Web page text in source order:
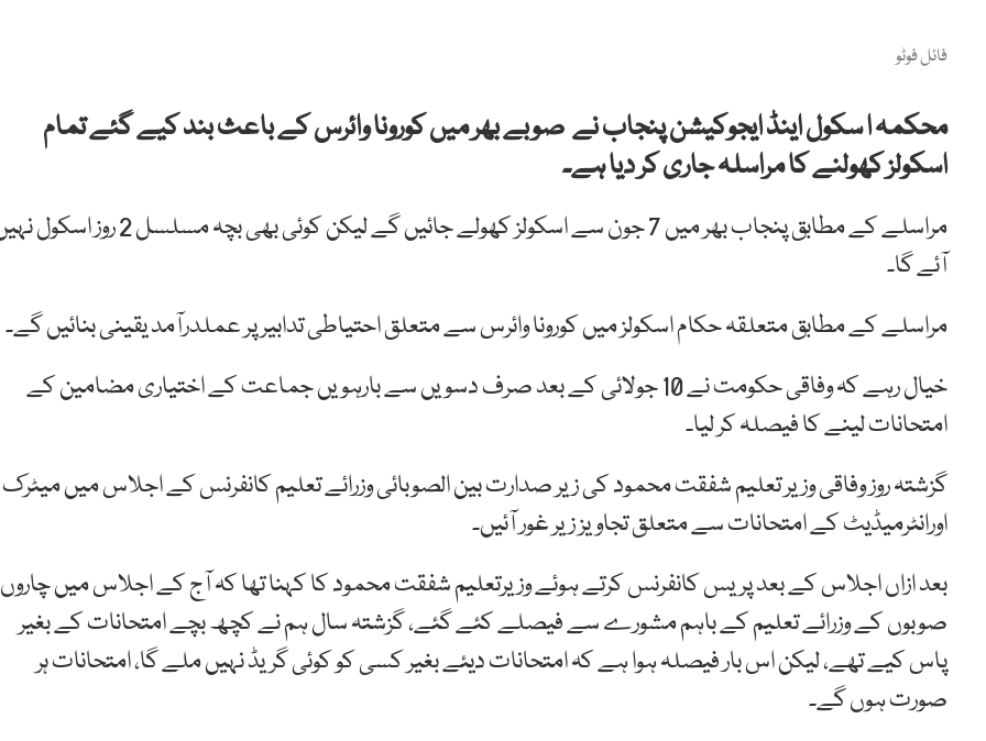
فائل فوٹو
محکمہ ا سکول اینڈ ایجوکیشن پنجاب نے صوبے بھر میں کورونا وائرس کے باعث بند کیے گئے تمام
اسکولز کھولنے کا مراسلہ جاری کر دیا ہے۔
مراسلے کے مطابق پنجاب بھر میں 7 جون سے اسکولز کھولے جائیں گے لیکن کوئی بھی بچہ مسلسل 2 روز
آئے گا۔
مراسلے کے مطابق متعلقہ حکام اسکولز میں کورونا وائرس سے متعلق احتیاطی تدابیر پر عملدرآمد یقینی بنائیں گے۔
خیال رہے کہ وفاقی حکومت نے 10 جولائی کے بعد صرف دسویں سے بارہویں جماعت کے اختیاری مضامین کے
امتحانات لینے کا فیصلہ کر لیا۔
گزشتہ روز وفاقی وزیر تعلیم شفقت محمود کی زیر صدارت بین الصوبائی وزرائے تعلیم کانفرنس کے اجلاس میں میٹرک
اورانٹرمیڈیٹ کے امتحانات سے متعلق تجاویز زیر غور آئیں۔
بعد ازاں اجلاس کے بعد پریس کانفرنس کرتے ہوئے وزیرتعلیم شفقت محمود کا کہنا تھا کہ آج کے اجلاس میں چاروں
صوبوں کے وزرائے تعلیم کے باہم مشورے سے فیصلے کئے گئے، گزشتہ سال ہم نے کچھ بچے امتحانات کے بغیر
پاس کیے تھے، لیکن اس بار فیصلہ ہوا ہے کہ امتحانات دیئے بغیر کسی کو کوئی گریڈ نہیں ملے گا، امتحانات ہر
صورت ہوں گے۔